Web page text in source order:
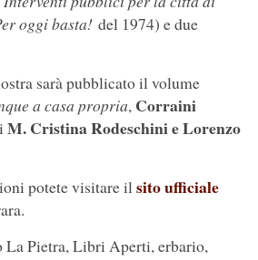
oggi basta!del 1974) e due
sarà pubblicato il volume
a casa propria, Corraini
M. Cristina Rodeschini e Lorenzo
potete visitare ilsito ufficiale
La Pietra, Libri Aperti, erbario,